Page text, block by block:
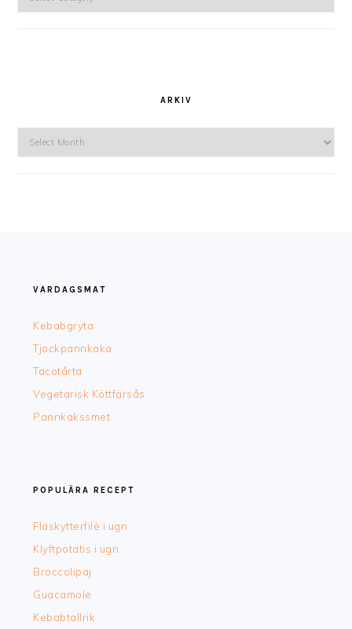
ARKIV
VARDAGSMAT
Kebabgryta
Tjockpannkaka
Tacotårta
Vegetarisk Köttfärsås
Pannkakssmet
POPULÄRA RECEPT
Fläskytterfilè i ugn
Klyftpotatis i ugn
Broccolipaj
Guacamole
Kebabtallrik